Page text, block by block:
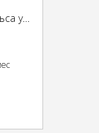
ЦАО, г Москва, Фридриха Энгельса ул., 3-5, стр. 2